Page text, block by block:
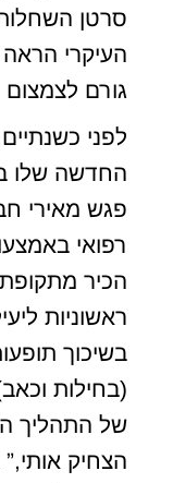
סרטן
גורם לצמצום
לפני
החדשה שלו
פגש מאירי
רפואי
הכיר
ראשוניות
בשיכוך
(בחילות
של התהליך
הצחיק